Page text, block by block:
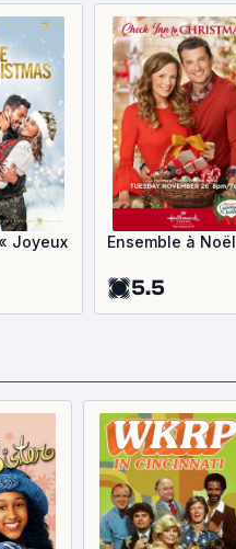
Joyeux
Ensemble à Noël
5.5